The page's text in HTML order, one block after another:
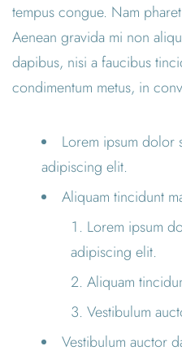
tempus congue. Nam
Aenean gravida mi non
dapibus, nisi a faucibus
condimentum metus, in
Lorem ipsum dolor
adipiscing elit.
Aliquam tincidunt
Lorem ipsum
adipiscing elit.
Aliquam
Vestibulum
Vestibulum auctor